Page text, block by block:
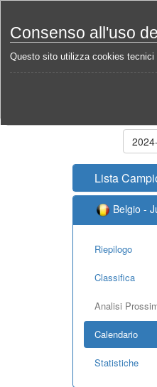
Consenso all'uso
Questo sito utilizza cookies
Home
Lista
Belgio -
Riepilogo
Classifica
Analisi
Calendario
Statistiche